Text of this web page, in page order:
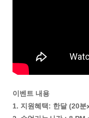
이벤트 내용
1. 지원혜택: 한달 (20분